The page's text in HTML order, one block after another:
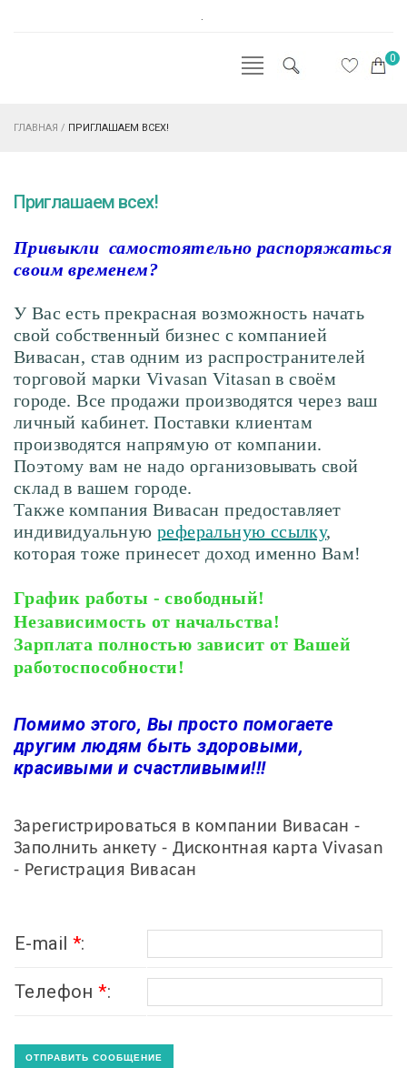
.
0
ГЛАВНАЯ / ПРИГЛАШАЕМ ВСЕХ!
Приглашаем всех!
Привыкли самостоятельно распоряжаться
своим временем?
У Вас есть прекрасная возможность начать
свой собственный бизнес с компанией
Вивасан, став одним из распространителей
торговой марки Vivasan Vitasan в своём
городе. Все продажи производятся через ваш
личный кабинет. Поставки клиентам
производятся напрямую от компании.
Поэтому вам не надо организовывать свой
склад в вашем городе.
Также компания Вивасан предоставляет
индивидуальную реферальную ссылку,
которая тоже принесет доход именно Вам!
График работы - свободный!
Независимость от начальства!
Зарплата полностью зависит от Вашей
работоспособности!
Помимо этого, Вы просто помогаете
другим людям быть здоровыми,
красивыми и счастливыми!!!
Зарегистрироваться в компании Вивасан -
Заполнить анкету - Дисконтная карта Vivasan
- Регистрация Вивасан
E-mail *:
Телефон*: